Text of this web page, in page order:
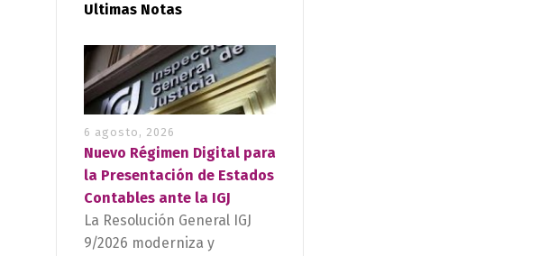
Ultimas Notas
6 agosto, 2026
Nuevo Régimen Digital para
la Presentación de Estados
Contables ante la IGJ
La Resolución General IGJ
9/2026 moderniza y